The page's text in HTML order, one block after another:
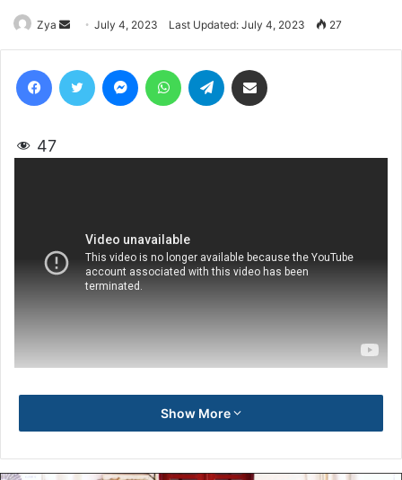
Zya
Send
an
email
July 4, 2023 Last Updated: July 4, 2023 27
47
Show More